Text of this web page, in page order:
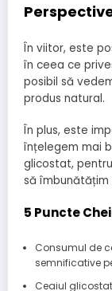
În viitor, este
în ceea ce
posibil să
produs natural.
În plus, este
înțelegem mai
glicostat,
să
5 Puncte
Consumul de
semnificative
Ceaiul